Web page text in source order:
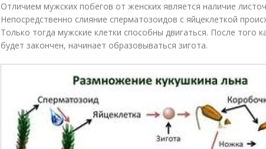
Отличием мужских побегов от женских является наличие
Непосредственно слияние сперматозоидов с яйцеклеткой
Только тогда мужские клетки способны двигаться. После того
будет закончен, начинает образовываться зигота.